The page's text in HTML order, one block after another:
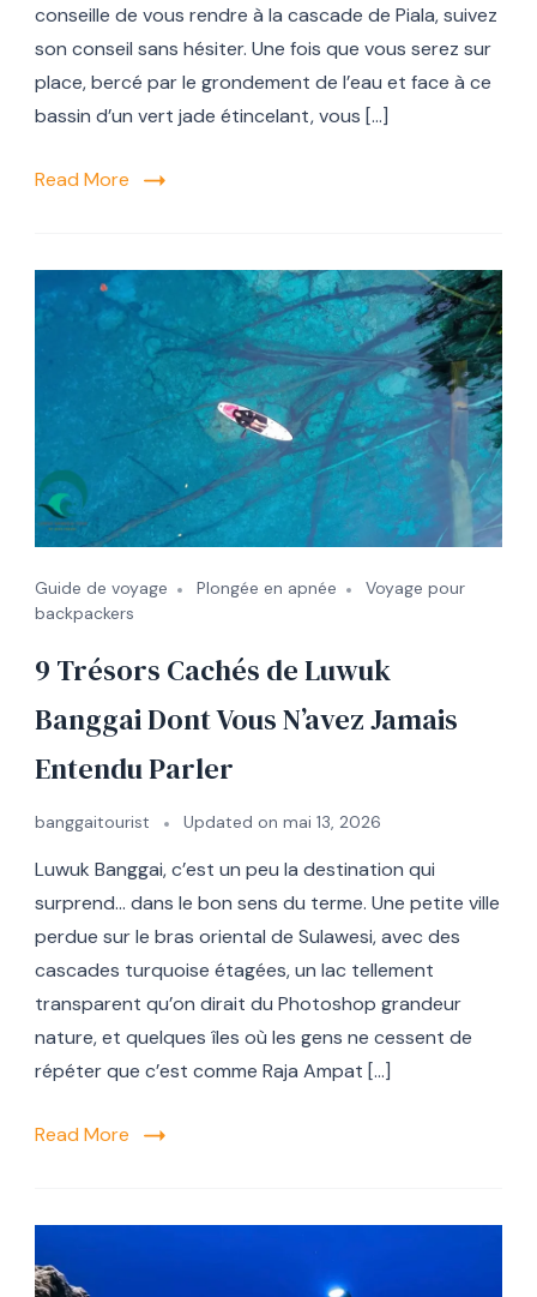
conseille de vous rendre à la cascade de Piala, suivez
son conseil sans hésiter. Une fois que vous serez sur
place, bercé par le grondement de l’eau et face à ce
bassin d’un vert jade étincelant, vous […]
Read More
Guide de voyage Plongée en apnée
Voyage pour
backpackers
9 Trésors Cachés de Luwuk
Banggai Dont Vous N’avez Jamais
Entendu Parler
banggaitourist Updated on mai 13, 2026
Luwuk Banggai, c’est un peu la destination qui
surprend… dans le bon sens du terme. Une petite ville
perdue sur le bras oriental de Sulawesi, avec des
cascades turquoise étagées, un lac tellement
transparent qu’on dirait du Photoshop grandeur
nature, et quelques îles où les gens ne cessent de
répéter que c’est comme Raja Ampat […]
Read More